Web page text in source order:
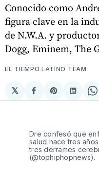
Conocido como
figura clave en la
de N.W.A. y
Dogg, Eminem, The
EL TIEMPO LATINO TEAM
𝕏
Compartir
en
Share
on
en
Dre confesó que
salud hace tres
tres derrames
(@tophiphopnews).